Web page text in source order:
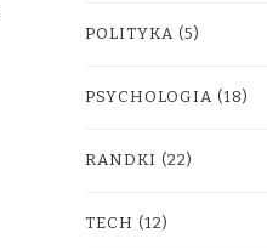
POLITYKA (5)
PSYCHOLOGIA (18)
RANDKI (22)
TECH (12)